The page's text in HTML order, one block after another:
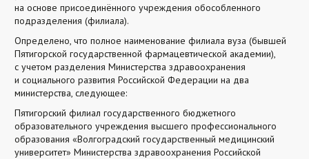
на основе присоединённого учреждения обособленного
подразделения (филиала).
Определено, что полное наименование филиала вуза (бывшей
Пятигорской государственной фармацевтической академии),
с учетом разделения Министерства здравоохранения
и социального развития Российской Федерации на два
министерства, следующее:
Пятигорский филиал государственного бюджетного
образовательного учреждения высшего профессионального
образования «Волгоградский государственный медицинский
университет» Министерства здравоохранения Российской